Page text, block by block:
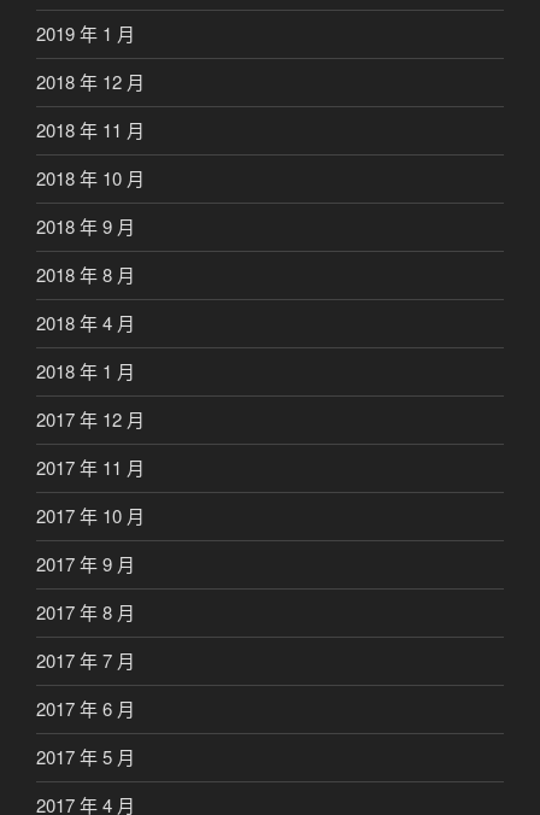
2019 年 1 月
2018 年 12 月
2018 年 11 月
2018 年 10 月
2018 年 9 月
2018 年 8 月
2018 年 4 月
2018 年 1 月
2017 年 12 月
2017 年 11 月
2017 年 10 月
2017 年 9 月
2017 年 8 月
2017 年 7 月
2017 年 6 月
2017 年 5 月
2017 年 4 月